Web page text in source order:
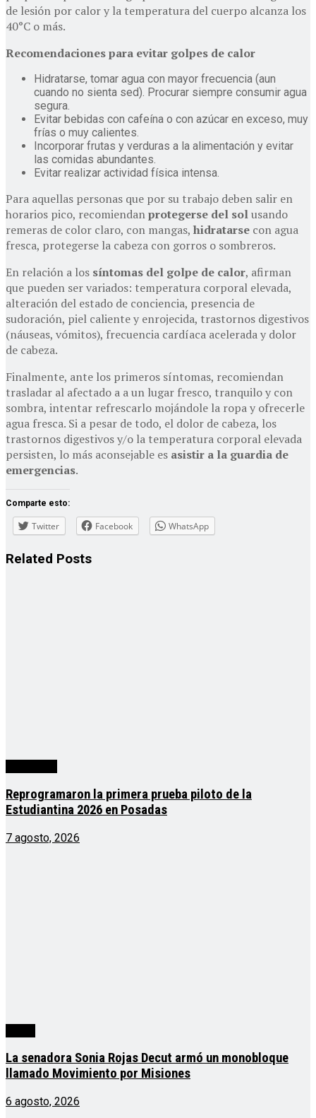
de lesión por calor y la temperatura del cuerpo alcanza los
40°C o más.
Recomendaciones para evitar golpes de calor
Hidratarse, tomar agua con mayor frecuencia (aun
cuando no sienta sed). Procurar siempre consumir agua
segura.
Evitar bebidas con cafeína o con azúcar en exceso, muy
frías o muy calientes.
Incorporar frutas y verduras a la alimentación y evitar
las comidas abundantes.
Evitar realizar actividad física intensa.
Para aquellas personas que por su trabajo deben salir en
horarios pico, recomiendanprotegerse del solusando
remeras de color claro, con mangas, hidratarse con agua
fresca, protegerse la cabeza con gorros o sombreros.
En relación a los síntomas del golpe de calor, afirman
que pueden ser variados: temperatura corporal elevada,
alteración del estado de conciencia, presencia de
sudoración, piel caliente y enrojecida, trastornos digestivos
(náuseas, vómitos), frecuencia cardíaca acelerada y dolor
de cabeza.
Finalmente, ante los primeros síntomas, recomiendan
trasladar al afectado a a un lugar fresco, tranquilo y con
sombra, intentar refrescarlo mojándole la ropa y ofrecerle
agua fresca. Si a pesar de todo, el dolor de cabeza, los
trastornos digestivos y/o la temperatura corporal elevada
persisten, lo más aconsejable es asistir a la guardia de
emergencias.
Comparte esto:
Twitter Facebook WhatsApp
Related Posts
Reprogramaron la primera prueba piloto de la
Estudiantina 2026 en Posadas
7 agosto, 2026
La senadora Sonia Rojas Decut armó un monobloque
llamado Movimiento por Misiones
6 agosto, 2026